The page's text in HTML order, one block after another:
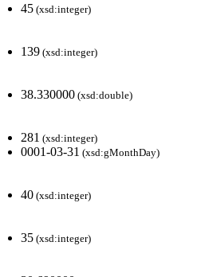
45 (xsd:integer)
139 (xsd:integer)
38.330000 (xsd:double)
281 (xsd:integer)
0001-03-31 (xsd:gMonthDay)
40 (xsd:integer)
35 (xsd:integer)